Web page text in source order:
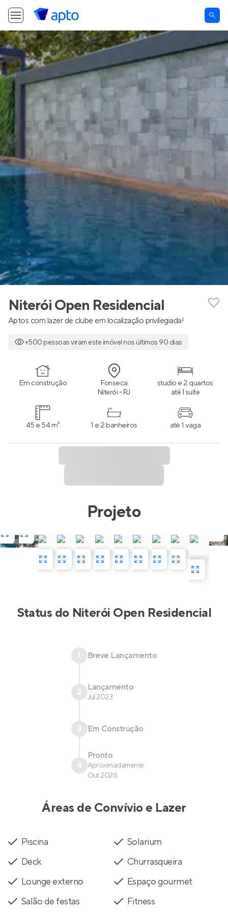
Niterói Open Residencial
Aptos com lazer de clube em localização privilegiada!
+500 pessoas viram este imóvel nos últimos 90 dias
Em construção Fonseca
Niterói - RJ
studio e 2 quartos
até 1 suíte
45 e 54 m² 1 e 2 banheiros até 1 vaga
Projeto
Status do Niterói Open Residencial
1 Breve Lançamento
2 Lançamento
Jul 2023
3 Em Construção
4
Pronto
Aproximadamente
Out 2026
Áreas de Convívio e Lazer
Piscina
Solarium
Deck
Churrasqueira
Lounge externo
Espaço gourmet
Salão de festas
Fitness